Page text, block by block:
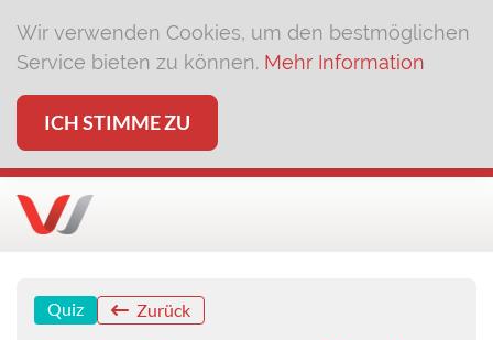
Wir verwenden Cookies, um den bestmöglichen
Service bieten zu können. Mehr Information
ICH STIMME ZU
Quiz Zurück